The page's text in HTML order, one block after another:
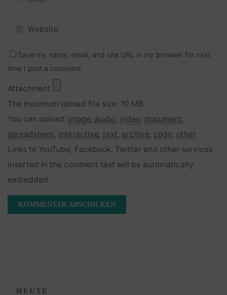
Save my name, email, and site URL in my browser for next
time I post a comment.
Attachment
The maximum upload file size: 10 MB.
You can upload: image, audio, video, document,
spreadsheet, interactive, text, archive, code, other.
Links to YouTube, Facebook, Twitter and other services
inserted in the comment text will be automatically
embedded.
HEUTE